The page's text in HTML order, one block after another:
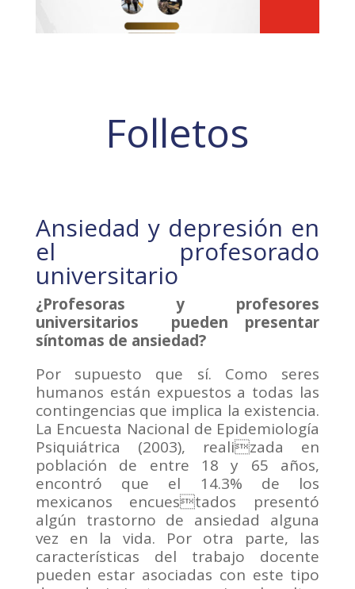
Folletos
Ansiedad y depresión en
el profesorado
universitario
¿Profesoras y profesores
universitarios pueden presentar
síntomas de ansiedad?
Por supuesto que sí. Como seres
humanos están expuestos a todas las
contingencias que implica la existencia.
La Encuesta Nacional de Epidemiología
Psiquiátrica (2003), realizada en
población de entre 18 y 65 años,
encontró que el 14.3% de los
mexicanos encuestados presentó
algún trastorno de ansiedad alguna
vez en la vida. Por otra parte, las
características del trabajo docente
pueden estar asociadas con este tipo